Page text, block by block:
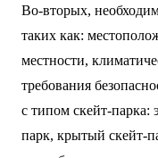
Во-вторых,
таких как:
местности,
требования
с типом скейт-парка:
парк, крытый скейт-